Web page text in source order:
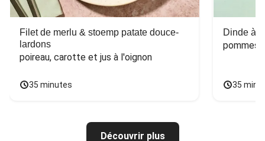
Filet de merlu & stoemp patate douce-
lardons
poireau, carotte et jus à l'oignon
35 minutes
Dinde à
pommes
35
Découvrir plus